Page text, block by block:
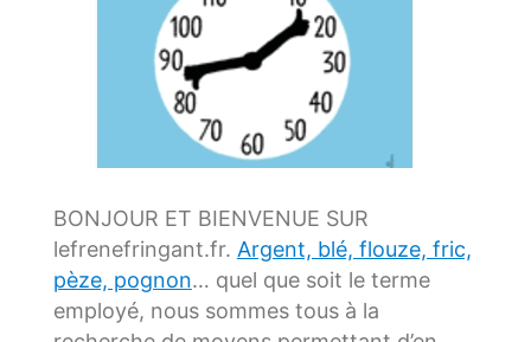
BONJOUR ET BIENVENUE SUR
lefrenefringant.fr. Argent, blé, flouze, fric,
pèze, pognon… quel que soit le terme
employé, nous sommes tous à la